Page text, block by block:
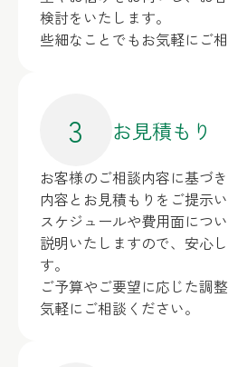
検討をいたします。
些細なことでもお気軽にご相
3 お見積もり
お客様のご相談内容に基づ
内容とお見積もりをご提示い
スケジュールや費用面につ
説明いたしますので、安心
す。
ご予算やご要望に応じた調
気軽にご相談ください。